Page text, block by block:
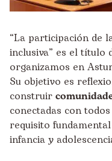
“La participación de
inclusiva” es el título
organizamos en
Su objetivo es
construir
conectadas con
requisito
infancia y